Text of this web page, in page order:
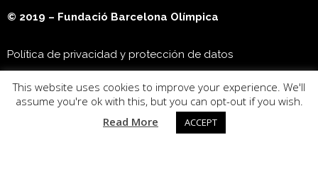
© 2019 – Fundació Barcelona Olímpica
Política de privacidad y protección de datos
Museu Olímpic i de l’Esport Joan Antoni Samaranch
This website uses cookies to improve your experience. We'll
assume you're ok with this, but you can opt-out if you wish.
Read More
ACCEPT